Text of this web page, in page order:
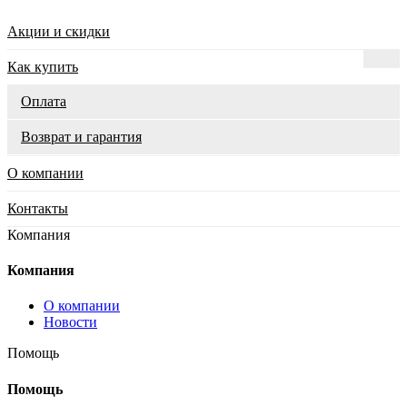
Акции и скидки
Как купить
Оплата
Возврат и гарантия
О компании
Контакты
Компания
Компания
О компании
Новости
Помощь
Помощь